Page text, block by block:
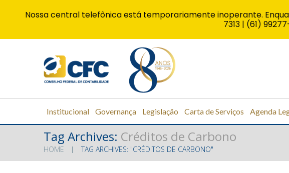
Institucional Governança Legislação Carta de Serviços Agenda
Tag Archives: Créditos de Carbono
HOME TAG ARCHIVES: "CRÉDITOS DE CARBONO"
Nossa central telefônica está temporariamente inoperante.
7313 | (61)